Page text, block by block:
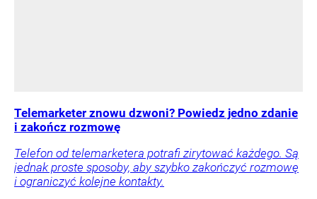
Telemarketer znowu dzwoni? Powiedz jedno zdanie
i zakończ rozmowę
Telefon od telemarketera potrafi zirytować każdego. Są
jednak proste sposoby, aby szybko zakończyć rozmowę
i ograniczyć kolejne kontakty.